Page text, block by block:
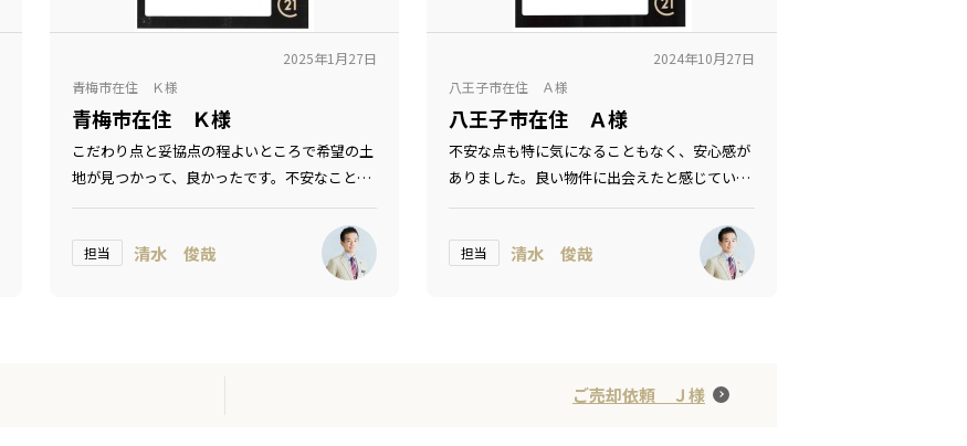
2025年1月27日
青梅市在住 Ｋ様
青梅市在住 Ｋ様
こだわり点と妥協点の程よいところで希望の土
地が見つかって、良かったです。不安なことも
ありますが、とても親切に対応してくれまし
担当 清水 俊哉
2024年10月27日
八王子市在住 Ａ様
八王子市在住 Ａ様
不安な点も特に気になることもなく、安心感が
ありました。良い物件に出会えたと感じていま
す。
担当 清水 俊哉
ご売却依頼 Ｊ様